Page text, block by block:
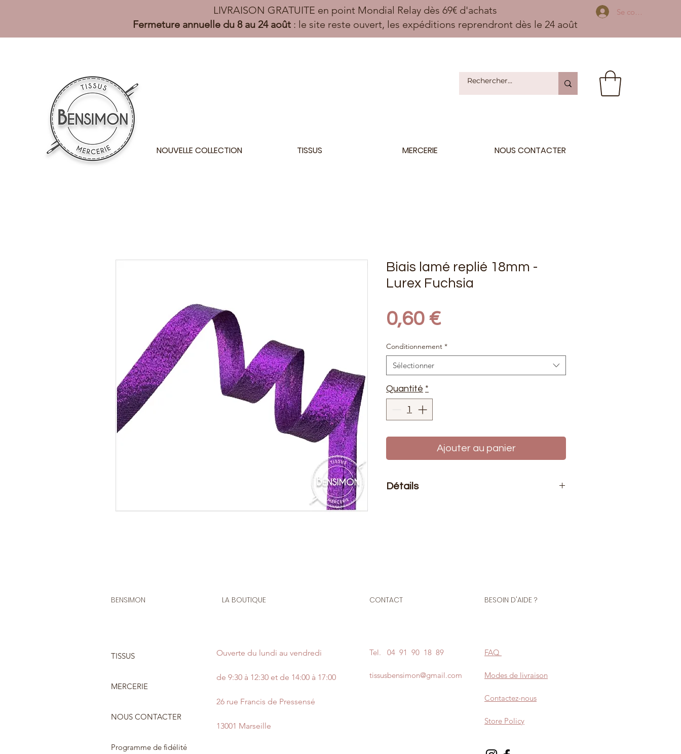
LIVRAISON GRATUITE en point Mondial Relay dès 69€ d'achats
Fermeture annuelle du 8 au 24 août: le site reste ouvert, les expéditions reprendront dès le 24 août
Se connecter
NOUVELLE COLLECTION TISSUS MERCERIE NOUS CONTACTER
Biais lamé replié 18mm -
Lurex Fuchsia
0,60 €Prix
Conditionnement *
Sélectionner
Quantité *
Ajouter au panier
Détails
accessoires. Encolure, bordure, patte indéchirable...
BENSIMON
TISSUS
MERCERIE
NOUS CONTACTER
Programme de fidélité
LA BOUTIQUE
Ouverte du lundi au vendredi
de 9:30 à 12:30 et de 14:00 à 17:00
26 rue Francis de Pressensé
13001 Marseille
CONTACT BESOIN D'AIDE ?
Tel. 04 91 90 18 89
tissusbensimon@gmail.com
FAQ
Modes de livraison
Contactez-nous
Store Policy